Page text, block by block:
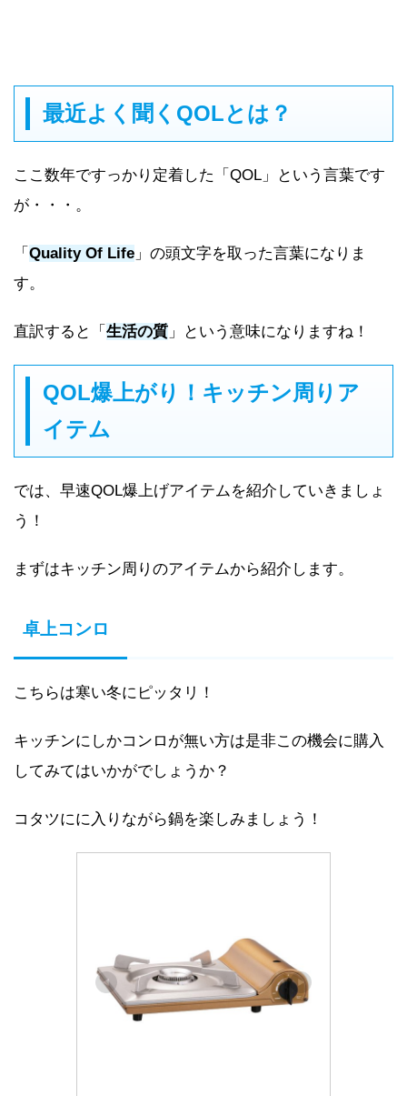
最近よく聞くQOLとは？
ここ数年ですっかり定着した「QOL」という言葉です
が・・・。
「 Quality Of Life 」の頭文字を取った言葉になりま
す。
直訳すると「 生活の質 」という意味になりますね！
QOL爆上がり！キッチン周りア
イテム
では、早速QOL爆上げアイテムを紹介していきましょ
う！
まずはキッチン周りのアイテムから紹介します。
卓上コンロ
こちらは寒い冬にピッタリ！
キッチンにしかコンロが無い方は是非この機会に購入
してみてはいかがでしょうか？
コタツにに入りながら鍋を楽しみましょう！